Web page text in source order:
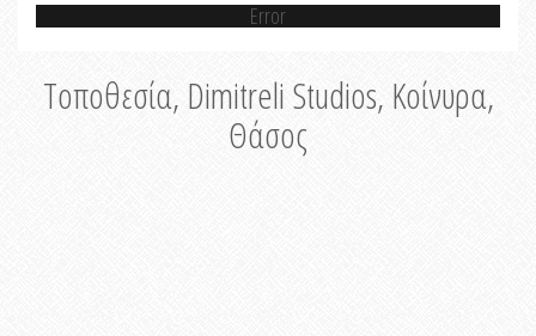
Error
Τοποθεσία, Dimitreli Studios, Κοίνυρα,
Θάσος